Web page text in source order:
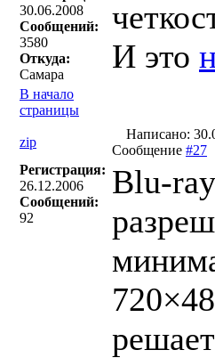
30.06.2008
Сообщений:
3580
Откуда:
Самара
И это
В начало
страницы
zip
Написано:
Сообщение #27
Регистрация:
26.12.2006
Сообщений:
92
Blu-